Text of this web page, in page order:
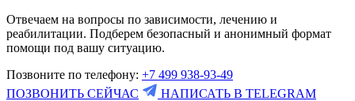
Отвечаем на вопросы по зависимости, лечению и
реабилитации. Подберем безопасный и анонимный формат
помощи под вашу ситуацию.
Позвоните по телефону: +7 499 938-93-49
ПОЗВОНИТЬ СЕЙЧАС
НАПИСАТЬ В TELEGRAM